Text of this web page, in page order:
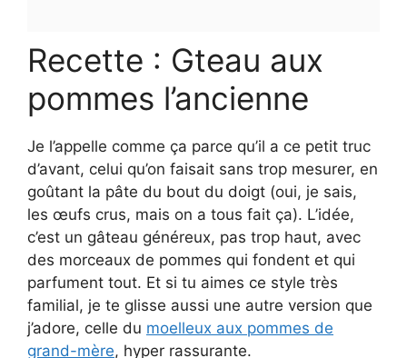
Recette : Gteau aux
pommes l’ancienne
Je l’appelle comme ça parce qu’il a ce petit truc
d’avant, celui qu’on faisait sans trop mesurer, en
goûtant la pâte du bout du doigt (oui, je sais,
les œufs crus, mais on a tous fait ça). L’idée,
c’est un gâteau généreux, pas trop haut, avec
des morceaux de pommes qui fondent et qui
parfument tout. Et si tu aimes ce style très
familial, je te glisse aussi une autre version que
j’adore, celle du moelleux aux pommes de
grand-mère, hyper rassurante.